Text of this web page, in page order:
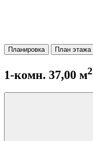
Планировка План этажа
1-комн. 37,00 м2